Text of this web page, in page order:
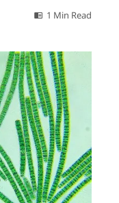
1 Min Read